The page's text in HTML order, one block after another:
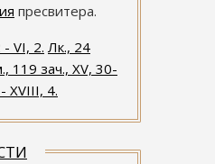
пресвитера.
- VI, 2. Лк., 24
119 зач., XV, 30-
XVIII, 4.